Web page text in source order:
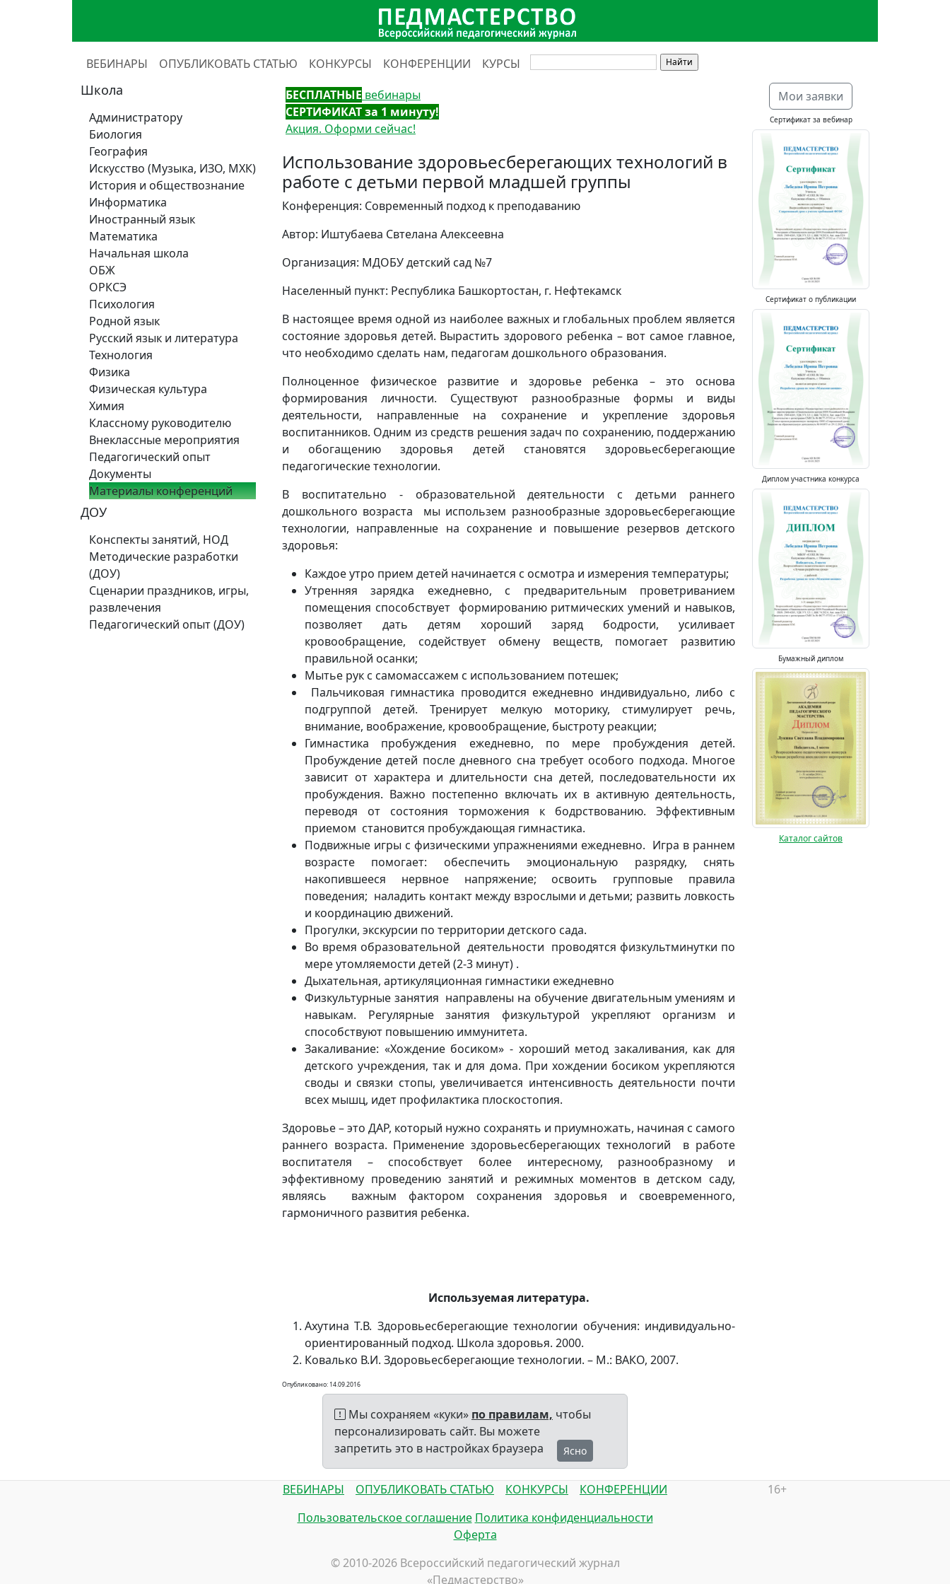
ВЕБИНАРЫ ОПУБЛИКОВАТЬ СТАТЬЮ КОНКУРСЫ КОНФЕРЕНЦИИ КУРСЫ
Школа
Администратору
Биология
География
Искусство (Музыка, ИЗО, МХК)
История и обществознание
Информатика
Иностранный язык
Математика
Начальная школа
ОБЖ
ОРКСЭ
Психология
Родной язык
Русский язык и литература
Технология
Физика
Физическая культура
Химия
Классному руководителю
Внеклассные мероприятия
Педагогический опыт
Документы
Материалы конференций
ДОУ
Конспекты занятий, НОД
Методические разработки
(ДОУ)
Сценарии праздников, игры,
развлечения
Педагогический опыт (ДОУ)
БЕСПЛАТНЫЕ вебинары
СЕРТИФИКАТ за 1 минуту!
Акция. Оформи сейчас!
Использование здоровьесберегающих технологий в
работе с детьми первой младшей группы
Конференция: Современный подход к преподаванию
Автор: Иштубаева Свтелана Алексеевна
Организация: МДОБУ детский сад №7
Населенный пункт: Республика Башкортостан, г. Нефтекамск
В настоящее время одной из наиболее важных и глобальных проблем является
состояние здоровья детей. Вырастить здорового ребенка – вот самое главное,
что необходимо сделать нам, педагогам дошкольного образования.
Полноценное физическое развитие и здоровье ребенка – это основа
формирования личности. Существуют разнообразные формы и виды
деятельности, направленные на сохранение и укрепление здоровья
воспитанников. Одним из средств решения задач по сохранению, поддержанию
и обогащению здоровья детей становятся здоровьесберегающие
педагогические технологии.
В воспитательно - образовательной деятельности с детьми раннего
дошкольного возраста мы использем разнообразные здоровьесберегающие
технологии, направленные на сохранение и повышение резервов детского
здоровья:
Каждое утро прием детей начинается с осмотра и измерения температуры;
Утренняя зарядка ежедневно, с предварительным проветриванием
помещения способствует формированию ритмических умений и навыков,
позволяет дать детям хороший заряд бодрости, усиливает
кровообращение, содействует обмену веществ, помогает развитию
правильной осанки;
Мытье рук с самомассажем с использованием потешек;
Пальчиковая гимнастика проводится ежедневно индивидуально, либо с
подгруппой детей. Тренирует мелкую моторику, стимулирует речь,
внимание, воображение, кровообращение, быстроту реакции;
Гимнастика пробуждения ежедневно, по мере пробуждения детей.
Пробуждение детей после дневного сна требует особого подхода. Многое
зависит от характера и длительности сна детей, последовательности их
пробуждения. Важно постепенно включать их в активную деятельность,
переводя от состояния торможения к бодрствованию. Эффективным
приемом становится пробуждающая гимнастика.
Подвижные игры с физическими упражнениями ежедневно. Игра в раннем
возрасте помогает: обеспечить эмоциональную разрядку, снять
накопившееся нервное напряжение; освоить групповые правила
поведения; наладить контакт между взрослыми и детьми; развить ловкость
и координацию движений.
Прогулки, экскурсии по территории детского сада.
Во время образовательной деятельности проводятся физкультминутки по
мере утомляемости детей (2-3 минут) .
Дыхательная, артикуляционная гимнастики ежедневно
Физкультурные занятия направлены на обучение двигательным умениям и
навыкам. Регулярные занятия физкультурой укрепляют организм и
способствуют повышению иммунитета.
Закаливание: «Хождение босиком» - хороший метод закаливания, как для
детского учреждения, так и для дома. При хождении босиком укрепляются
своды и связки стопы, увеличивается интенсивность деятельности почти
всех мышц, идет профилактика плоскостопия.
Здоровье – это ДАР, который нужно сохранять и приумножать, начиная с самого
раннего возраста. Применение здоровьесберегающих технологий в работе
воспитателя – способствует более интересному, разнообразному и
эффективному проведению занятий и режимных моментов в детском саду,
являясь важным фактором сохранения здоровья и своевременного,
гармоничного развития ребенка.
Используемая литература.
Ахутина Т.В. Здоровьесберегающие технологии обучения: индивидуально-
ориентированный подход. Школа здоровья. 2000.
Ковалько В.И. Здоровьесберегающие технологии. – М.: ВАКО, 2007.
Опубликовано: 14.09.2016
Мои заявки
Сертификат за вебинар
Сертификат о публикации
Диплом участника конкурса
Бумажный диплом
Каталог сайтов
Мы сохраняем «куки» по правилам, чтобы
персонализировать сайт. Вы можете
запретить это в настройках браузера
Ясно
ВЕБИНАРЫ ОПУБЛИКОВАТЬ СТАТЬЮ КОНКУРСЫ
КОНФЕРЕНЦИИ
Пользовательское соглашение Политика конфиденциальности
Оферта
© 2010-2026 Всероссийский педагогический журнал
«Педмастерство»
16+